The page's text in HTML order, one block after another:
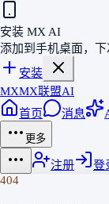
安装 MX AI
添加到手机桌面，下
安装
MXMX联盟AI
首页
消息
更多
注册
登
404